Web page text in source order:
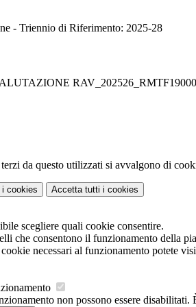
- Triennio di Riferimento: 2025-28
da questo utilizzati si avvalgono di
i cookies Accetta tutti i cookies
scegliere quali cookie consentire.
che consentono il funzionamento della
necessari al funzionamento potete
non possono essere